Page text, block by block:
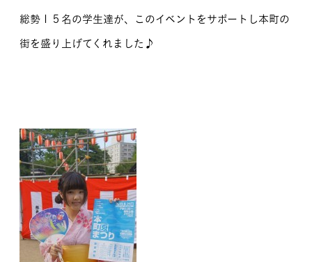
サイトマップ
総勢１５名の学生達が、このイベントをサポートし本町の
街を盛り上げてくれました♪